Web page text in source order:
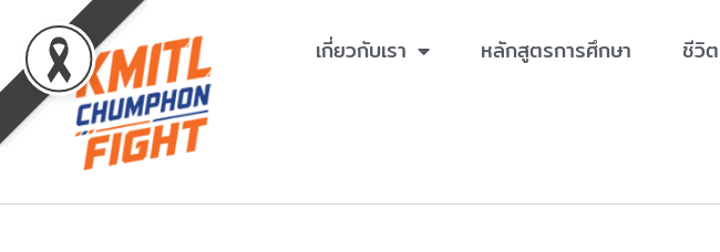
content
เกี่ยวกับเรา หลักสูตรการศึกษา ชีวิ